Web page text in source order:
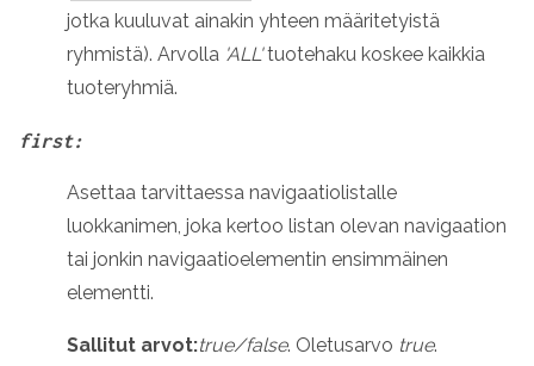
jotka kuuluvat ainakin yhteen määritetyistä
ryhmistä). Arvolla 'ALL'tuotehaku koskee kaikkia
tuoteryhmiä.
first:
Asettaa tarvittaessa navigaatiolistalle
luokkanimen, joka kertoo listan olevan navigaation
tai jonkin navigaatioelementin ensimmäinen
elementti.
Sallitut arvot:true/false. Oletusarvo true.